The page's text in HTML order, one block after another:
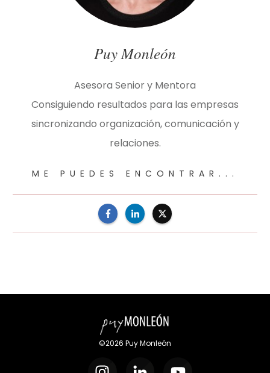
Puy Monleón
Asesora Senior y Mentora
Consiguiendo resultados para las empresas
sincronizando organización, comunicación y
relaciones.
ME PUEDES ENCONTRAR...
©2026 Puy Monleón